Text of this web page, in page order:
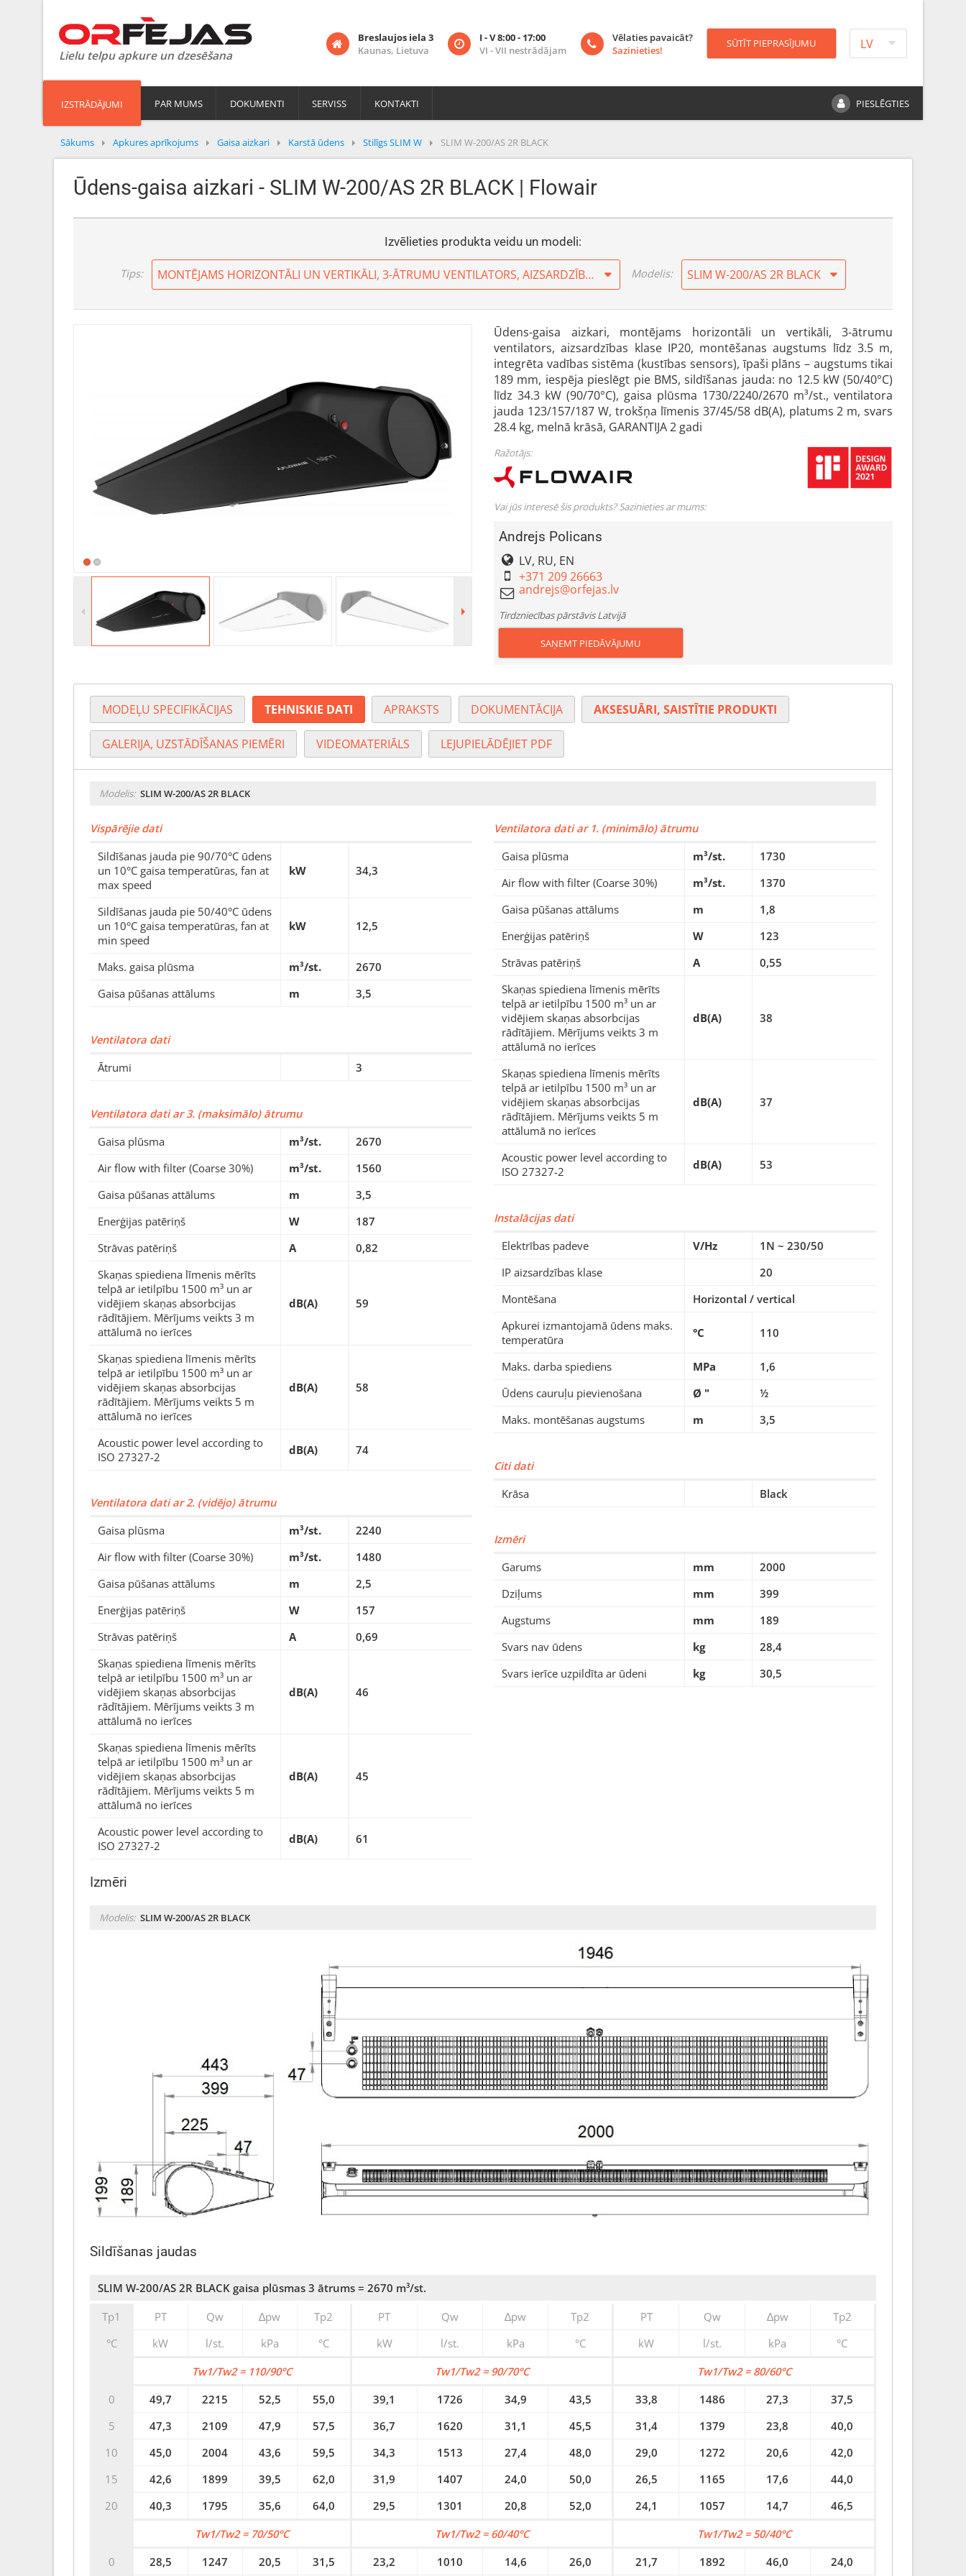
Lielu telpu apkure un dzesēšana
LV
Breslaujos iela 3
Kaunas, Lietuva
I - V 8:00 - 17:00
VI - VII nestrādājam
Vēlaties pavaicāt?
Sazinieties!
SŪTĪT PIEPRASĪJUMU
IZSTRĀDĀJUMI PAR MUMS DOKUMENTI SERVISS KONTAKTI PIESLĒGTIES
Sākums Apkures aprīkojums Gaisa aizkari Karstā ūdens Stilīgs SLIM W SLIM W-200/AS 2R BLACK
Ūdens-gaisa aizkari - SLIM W-200/AS 2R BLACK | Flowair
Izvēlieties produkta veidu un modeli:
Tips: MONTĒJAMS HORIZONTĀLI UN VERTIKĀLI, 3-ĀTRUMU VENTILATORS, AIZSARDZĪBAS KLASE IP20, MONTĒŠANAS AUGSTUMS LĪDZ 3.5 M, INTEGRĒTA VADĪBAS SISTĒMA (KUSTĪBAS SENSORS), ĪPAŠI PLĀNS – AUGSTUMS TIKAI 189 MM, IESPĒJA PIESLĒGT PIE BMS Modelis: SLIM W-200/AS 2R BLACK
Ūdens-gaisa aizkari, montējams horizontāli un vertikāli, 3-ātrumu
ventilators, aizsardzības klase IP20, montēšanas augstums līdz 3.5 m,
integrēta vadības sistēma (kustības sensors), īpaši plāns – augstums tikai
189 mm, iespēja pieslēgt pie BMS, sildīšanas jauda: no 12.5 kW (50/40°C)
līdz 34.3 kW (90/70°C), gaisa plūsma 1730/2240/2670 m³/st., ventilatora
jauda 123/157/187 W, trokšņa līmenis 37/45/58 dB(A), platums 2 m, svars
28.4 kg, melnā krāsā, GARANTIJA 2 gadi
Ražotājs:
Vai jūs interesē šis produkts? Sazinieties ar mums:
Andrejs Policans
LV, RU, EN
+371 209 26663
Tirdzniecības pārstāvis Latvijā
SAŅEMT PIEDĀVĀJUMU
MODEĻU SPECIFIKĀCIJAS TEHNISKIE DATI APRAKSTS DOKUMENTĀCIJA AKSESUĀRI, SAISTĪTIE PRODUKTI
GALERIJA, UZSTĀDĪŠANAS PIEMĒRI VIDEOMATERIĀLS LEJUPIELĀDĒJIET PDF
Modelis: SLIM W-200/AS 2R BLACK
Vispārējie dati
Sildīšanas jauda pie 90/70°C ūdens
un 10°C gaisa temperatūras, fan at
max speed
kW 34,3
Sildīšanas jauda pie 50/40°C ūdens
un 10°C gaisa temperatūras, fan at
min speed
kW 12,5
Maks. gaisa plūsma m³/st.
2670
Gaisa pūšanas attālums
m 3,5
Ventilatora dati
Ātrumi
3
Ventilatora dati ar 3. (maksimālo) ātrumu
Gaisa plūsma
m³/st.
2670
Air flow with filter (Coarse 30%)
m³/st.
1560
Gaisa pūšanas attālums
m
3,5
Enerģijas patēriņš
W
187
Strāvas patēriņš
A
0,82
Skaņas spiediena līmenis mērīts
telpā ar ietilpību 1500 m³ un ar
vidējiem skaņas absorbcijas
rādītājiem. Mērījums veikts 3 m
attālumā no ierīces
dB(A) 59
Skaņas spiediena līmenis mērīts
telpā ar ietilpību 1500 m³ un ar
vidējiem skaņas absorbcijas
rādītājiem. Mērījums veikts 5 m
attālumā no ierīces
dB(A) 58
Acoustic power level according to
ISO 27327-2
dB(A) 74
Ventilatora dati ar 2. (vidējo) ātrumu
Gaisa plūsma
m³/st.
2240
Air flow with filter (Coarse 30%)
m³/st.
1480
Gaisa pūšanas attālums
m
2,5
Enerģijas patēriņš
W
157
Strāvas patēriņš
A
0,69
Skaņas spiediena līmenis mērīts
telpā ar ietilpību 1500 m³ un ar
vidējiem skaņas absorbcijas
rādītājiem. Mērījums veikts 3 m
attālumā no ierīces
dB(A) 46
Skaņas spiediena līmenis mērīts
telpā ar ietilpību 1500 m³ un ar
vidējiem skaņas absorbcijas
rādītājiem. Mērījums veikts 5 m
attālumā no ierīces
dB(A) 45
Acoustic power level according to
ISO 27327-2
dB(A) 61
Ventilatora dati ar 1. (minimālo) ātrumu
Gaisa plūsma
m³/st.
1730
Air flow with filter (Coarse 30%)
m³/st.
1370
Gaisa pūšanas attālums
m
1,8
Enerģijas patēriņš
W
123
Strāvas patēriņš
A
0,55
Skaņas spiediena līmenis mērīts
telpā ar ietilpību 1500 m³ un ar
vidējiem skaņas absorbcijas
rādītājiem. Mērījums veikts 3 m
attālumā no ierīces
dB(A) 38
Skaņas spiediena līmenis mērīts
telpā ar ietilpību 1500 m³ un ar
vidējiem skaņas absorbcijas
rādītājiem. Mērījums veikts 5 m
attālumā no ierīces
dB(A) 37
Acoustic power level according to
ISO 27327-2
dB(A) 53
Instalācijas dati
Elektrības padeve
V/Hz
1N ~ 230/50
IP aizsardzības klase
20
Montēšana
Horizontal / vertical
Apkurei izmantojamā ūdens maks.
temperatūra
°C 110
Maks. darba spiediens MPa
1,6
Ūdens cauruļu pievienošana
Ø "
½
Maks. montēšanas augstums
m 3,5
Citi dati
Krāsa
Black
Izmēri
Garums
mm
2000
Dziļums
mm
399
Augstums
mm
189
Svars nav ūdens
kg
28,4
Svars ierīce uzpildīta ar ūdeni
kg 30,5
Izmēri
Modelis: SLIM W-200/AS 2R BLACK
Sildīšanas jaudas
SLIM W-200/AS 2R BLACK gaisa plūsmas 3 ātrums = 2670 m³/st.
Tp1
°C
PT Qw ∆pw
Tp2
kW
l/st. kPa °C
PT Qw ∆pw
Tp2
kW
l/st. kPa °C
PT Qw ∆pw
Tp2
kW
l/st. kPa °C
0
5
10
15
20
Tw1/Tw2 = 110/90°C
49,7
2215 52,5
55,0
47,3
2109 47,9
57,5
45,0
2004 43,6
59,5
42,6
1899 39,5
62,0
40,3
1795 35,6 64,0
Tw1/Tw2 = 90/70°C
39,1
1726 34,9
43,5
36,7
1620 31,1
45,5
34,3
1513 27,4
48,0
31,9
1407 24,0
50,0
29,5
1301 20,8 52,0
Tw1/Tw2 = 80/60°C
33,8
1486 27,3
37,5
31,4
1379 23,8
40,0
29,0
1272 20,6
42,0
26,5
1165 17,6
44,0
24,1
1057 14,7 46,5
0
Tw1/Tw2 = 70/50°C
28,5
1247 20,5 31,5
Tw1/Tw2 = 60/40°C
23,2
1010 14,6 26,0
Tw1/Tw2 = 50/40°C
21,7
1892 46,0 24,0